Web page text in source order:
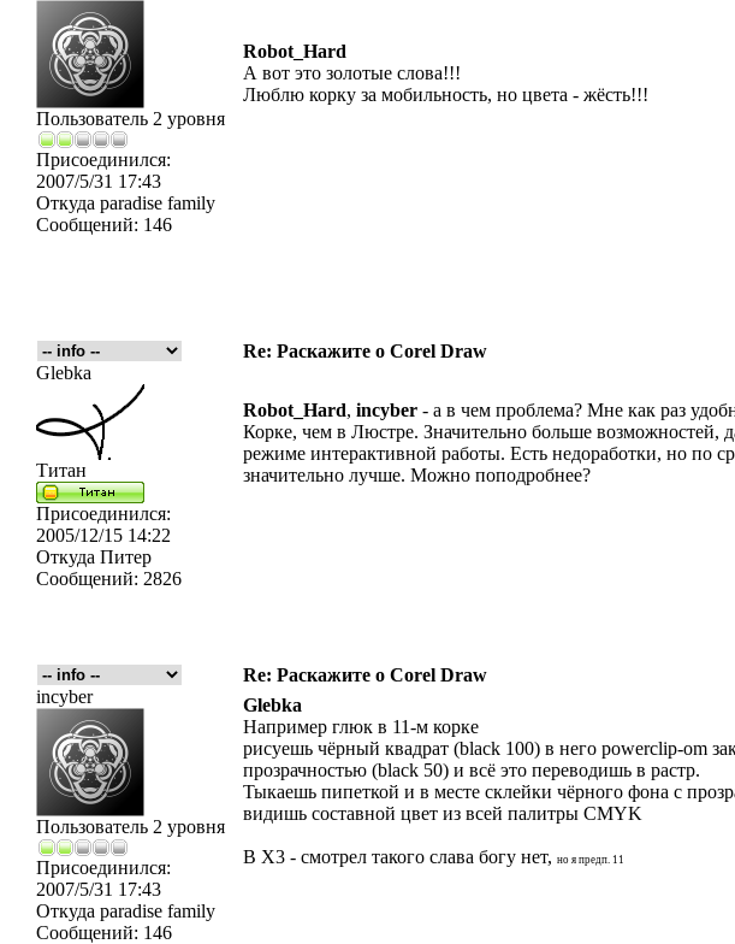
Пользователь 2 уровня
Присоединился:
2007/5/31 17:43
Откуда paradise family
Сообщений: 146
Robot_Hard
А вот это золотые слова!!!
Люблю корку за мобильность, но цвета - жёсть!!!
Re: Раскажите о Corel Draw
Glebka
Титан
Присоединился:
2005/12/15 14:22
Откуда Питер
Сообщений: 2826
Robot_Hard, incyber - а в чем проблема? Мне как раз
Корке, чем в Люстре. Значительно больше возможностей,
режиме интерактивной работы. Есть недоработки, но по
значительно лучше. Можно поподробнее?
Re: Раскажите о Corel Draw
incyber
Пользователь 2 уровня
Присоединился:
2007/5/31 17:43
Откуда paradise family
Сообщений: 146
Glebka
Например глюк в 11-м корке
рисуешь чёрный квадрат (black 100) в него powerclip-om
прозрачностью (black 50) и всё это переводишь в растр.
Тыкаешь пипеткой и в месте склейки чёрного фона с
видишь соcтавной цвет из всей палитры CMYK
В X3 - смотрел такого слава богу нет, но я предп. 11